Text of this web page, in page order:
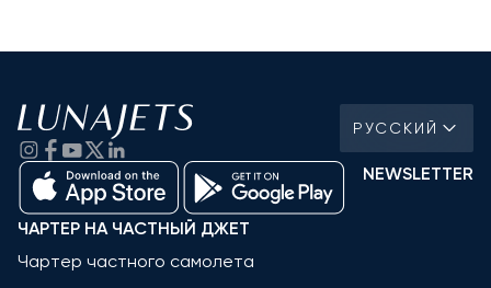
РУССКИЙ
NEWSLETTER
ЧАРТЕР НА ЧАСТНЫЙ ДЖЕТ
Чартер частного самолета